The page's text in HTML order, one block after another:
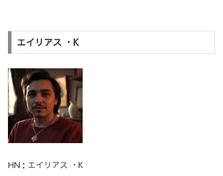
エイリアス ・K
HN：エイリアス ・K